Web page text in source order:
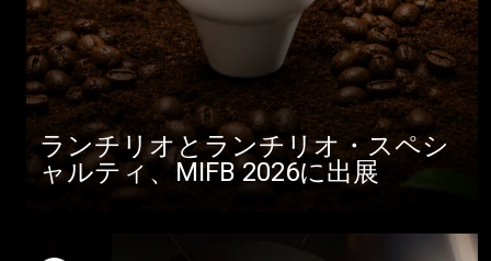
ランチリオとランチリオ・スペシ
ャルティ、MIFB 2026に出展